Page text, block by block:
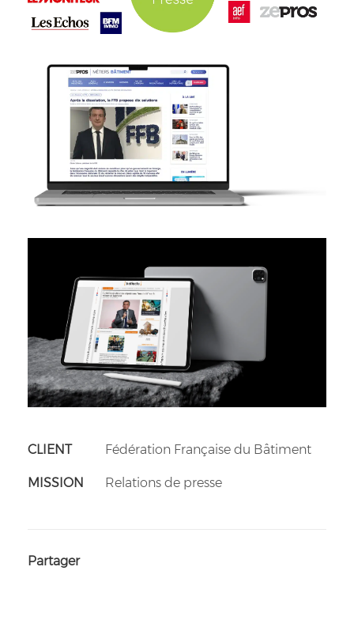
CLIENT Fédération Française du Bâtiment
MISSION Relations de presse
Partager